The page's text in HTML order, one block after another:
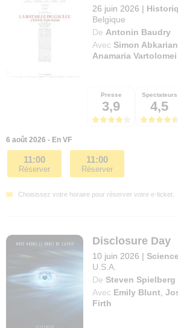
26 juin 2026 |
Belgique
De Antonin Baudry
Avec Simon Abkarian
Anamaria Vartolomei
Presse
3,9
Spectateurs
4,5
6 août 2026 - En VF
11:00
Réserver
11:00
Réserver
Choisissez votre horaire pour réserver votre e-ticket.
Disclosure Day
10 juin 2026 |
U.S.A.
De Steven Spielberg
Avec Emily Blunt ,
Firth